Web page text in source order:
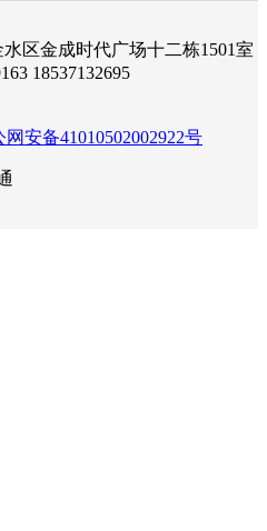
区金成时代广场十二栋1501室
18537132695
网安备41010502002922号